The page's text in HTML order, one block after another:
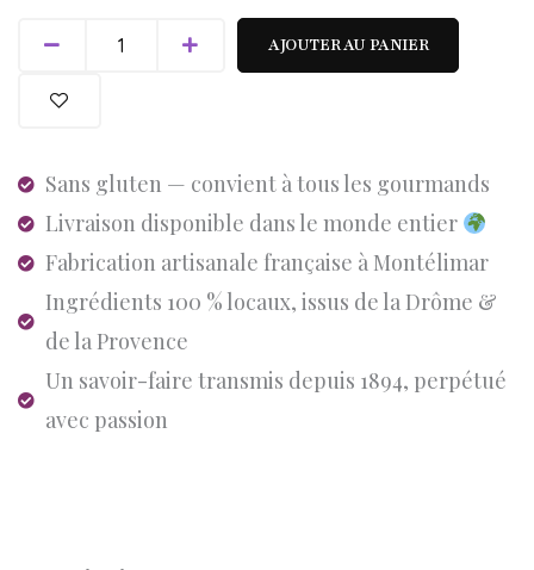
quantité
TENDRE
CITRON/FRAMBOISE/PISATCHES
AJOUTER AU PANIER
Sans gluten — convient à tous les gourmands
Livraison disponible dans le monde entier
Fabrication artisanale française à Montélimar
Ingrédients 100 % locaux, issus de la Drôme &
de la Provence
Un savoir-faire transmis depuis 1894, perpétué
avec passion